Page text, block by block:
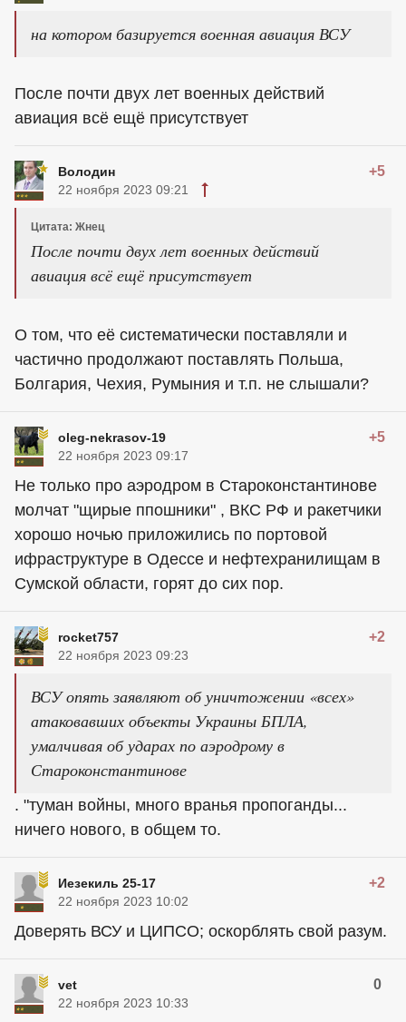
на котором базируется военная авиация ВСУ
После почти двух лет военных действий
авиация всё ещё присутствует
Володин +5
22 ноября 2023 09:21
Цитата: Жнец
После почти двух лет военных действий
авиация всё ещё присутствует
О том, что её систематически поставляли и
частично продолжают поставлять Польша,
Болгария, Чехия, Румыния и т.п. не слышали?
oleg-nekrasov-19 +5
22 ноября 2023 09:17
Не только про аэродром в Староконстантинове
молчат "щирые ппошники" , ВКС РФ и ракетчики
хорошо ночью приложились по портовой
ифраструктуре в Одессе и нефтехранилищам в
Сумской области, горят до сих пор.
rocket757 +2
22 ноября 2023 09:23
ВСУ опять заявляют об уничтожении «всех»
атаковавших объекты Украины БПЛА,
умалчивая об ударах по аэродрому в
Староконстантинове
. "туман войны, много вранья пропоганды...
ничего нового, в общем то.
Иезекиль 25-17 +2
22 ноября 2023 10:02
Доверять ВСУ и ЦИПСО; оскорблять свой разум.
vet 0
22 ноября 2023 10:33